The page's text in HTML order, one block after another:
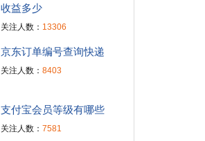
收益多少
关注人数： 13306
京东订单编号查询快递
关注人数： 8403
支付宝会员等级有哪些
关注人数： 7581